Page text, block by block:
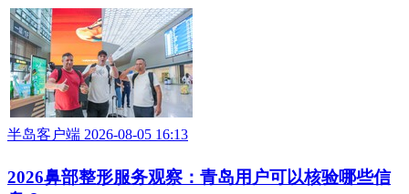
半岛客户端 2026-08-05 16:13
2026鼻部整形服务观察：青岛用户可以核验哪些信